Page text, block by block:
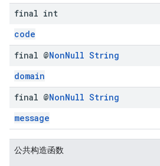
final int
code
final @NonNull String
domain
final @NonNull String
message
公共构造函数